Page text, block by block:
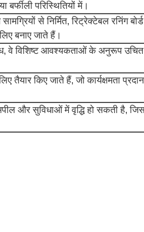
परिस्थितियों में।
से निर्मित, रिट्रेक्टेबल रनिंग
बनाए जाते हैं।
वे विशिष्ट आवश्यकताओं के अनुरूप
तैयार किए जाते हैं, जो कार्यक्षमता
और सुविधाओं में वृद्धि हो सकती है,